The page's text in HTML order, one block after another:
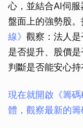
心，並結合AI伺
盤面上的強勢股
線》 觀察：法人
是否提升、股價
判斷是否能安心持
現在就開啟《籌
體，觀察最新的籌